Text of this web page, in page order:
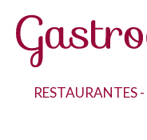
RESTAURANTES-